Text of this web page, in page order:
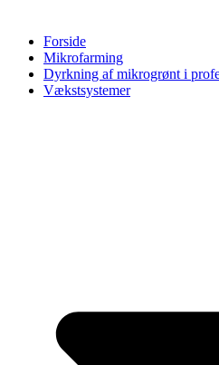
Forside
Mikrofarming
Dyrkning af mikrogrønt i
Vækstsystemer